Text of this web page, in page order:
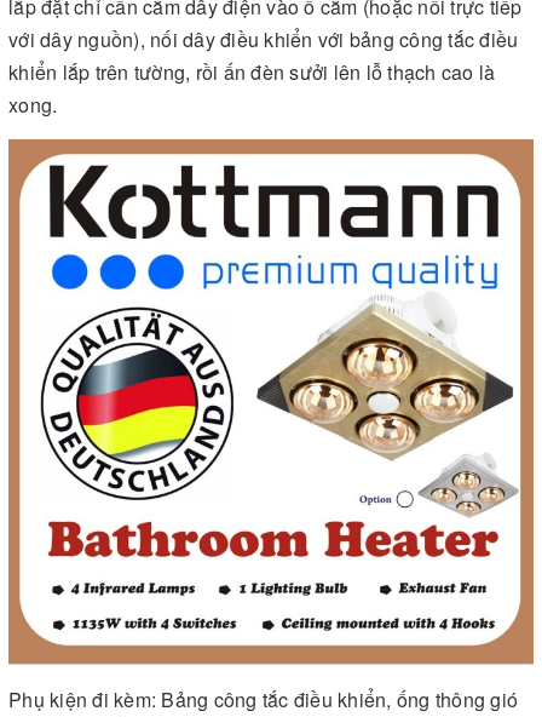
lắp đặt chỉ cần cắm dây điện vào ổ cắm (hoặc nối trực tiếp
với dây nguồn), nối dây điều khiển với bảng công tắc điều
khiển lắp trên tường, rồi ấn đèn sưởi lên lỗ thạch cao là
xong.
Phụ kiện đi kèm: Bảng công tắc điều khiển, ống thông gió